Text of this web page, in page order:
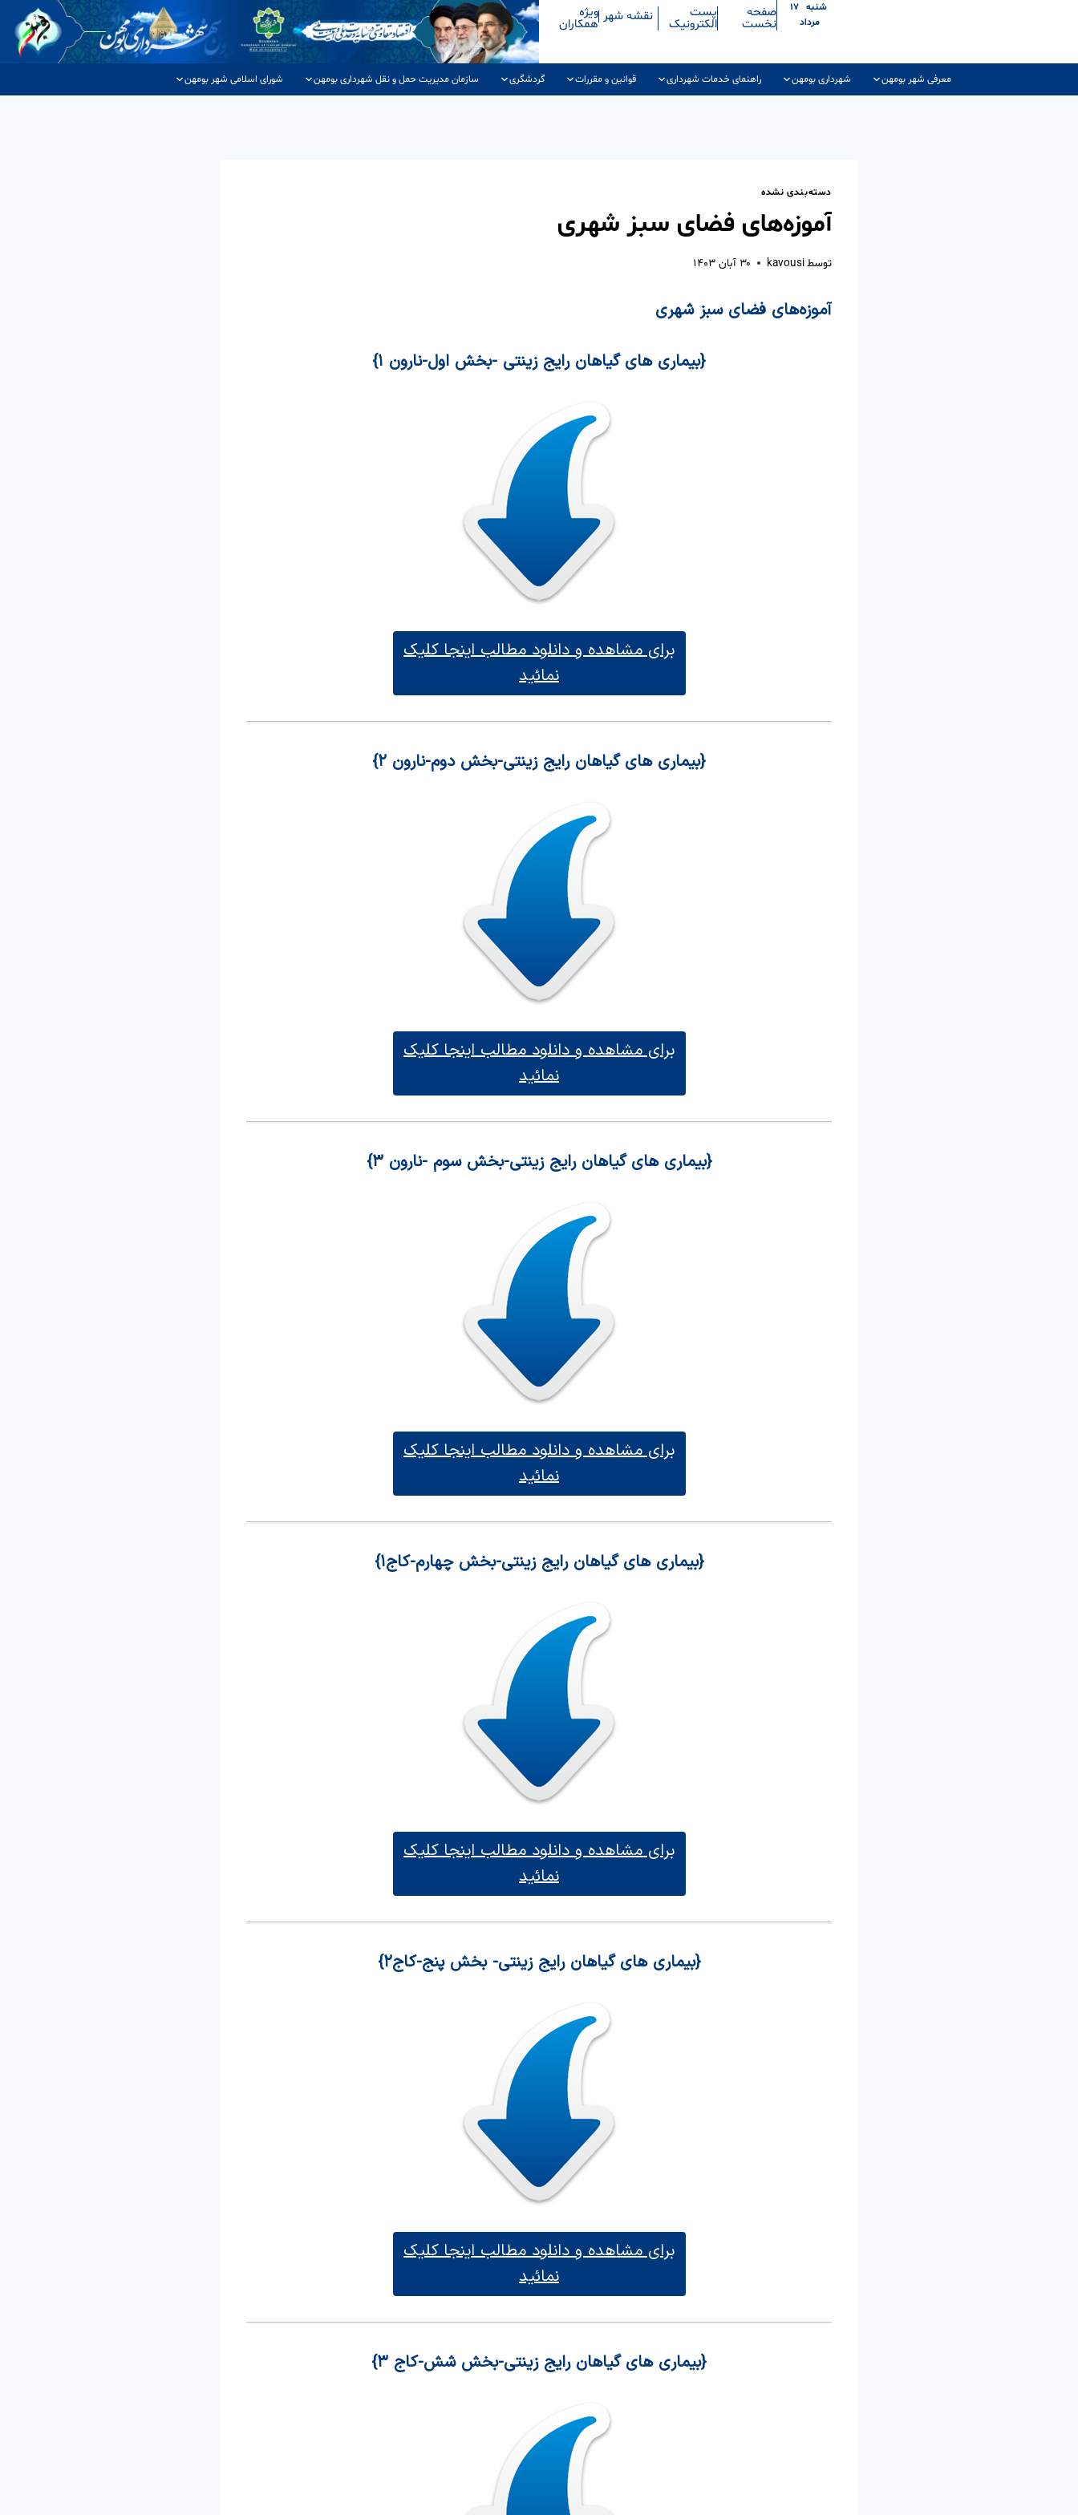
شنبه ۱۷
مرداد
صفحه
نخست
پست
الکترونیک نقشه شهر ویژه
همکاران
معرفی شهر بومهن شهرداری بومهن راهنمای خدمات شهرداری قوانین و مقررات گردشگری سازمان مدیریت حمل و نقل شهرداری بومهن شورای اسلامی شهر بومهن
دسته‌بندی نشده
آموزه‌های فضای سبز شهری
توسطkavousi ۳۰ آبان ۱۴۰۳
آموزه‌های فضای سبز شهری
{بیماری های گیاهان رایج زینتی -بخش اول-نارون ۱}
برای مشاهده و دانلود مطالب اینجا کلیک
نمائید
{بیماری های گیاهان رایج زینتی-بخش دوم-نارون ۲}
برای مشاهده و دانلود مطالب اینجا کلیک
نمائید
{بیماری های گیاهان رایج زینتی-بخش سوم -نارون ۳}
برای مشاهده و دانلود مطالب اینجا کلیک
نمائید
{بیماری های گیاهان رایج زینتی-بخش چهارم-کاج۱}
برای مشاهده و دانلود مطالب اینجا کلیک
نمائید
{بیماری های گیاهان رایج زینتی- بخش پنج-کاج۲}
برای مشاهده و دانلود مطالب اینجا کلیک
نمائید
{بیماری های گیاهان رایج زینتی-بخش شش-کاج ۳}